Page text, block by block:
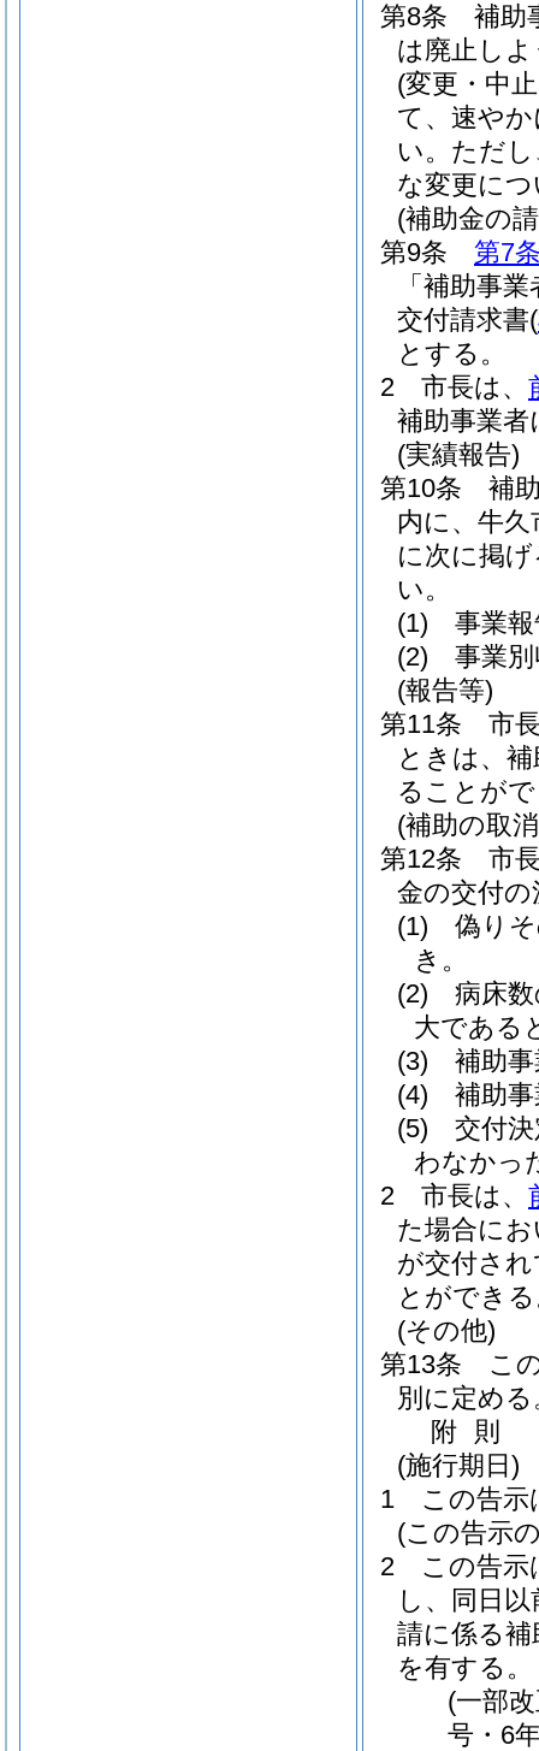
第8条
補助
は廃止し
(変更・中
て、速や
い。 ただ
な変更に
(補助金の
第9条
第7
「補助事
交付請求書(
とする。
2
市長は、
補助事業
(実績報告)
第10条
補
内に、牛久
に次に掲
い。
(1)
事業
(2)
事業
(報告等)
第11条
市
ときは、
ることが
(補助の取
第12条
市
金の交付
(1)
偽り
き。
(2)
病床
大である
(3)
補助
(4)
補助
(5)
交付
わなかっ
2
市長は、
た場合に
が交付さ
とができ
(その他)
第13条
こ
別に定める
附 則
(施行期日)
1
この告示
(この告示
2
この告示
し、同日
請に係る
を有する。
(一部
号・6